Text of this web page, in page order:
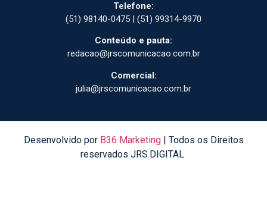
Telefone:
(51) 98140-0475 | (51) 99314-9970
Conteúdo e pauta:
redacao@jrscomunicacao.com.br
Comercial:
julia@jrscomunicacao.com.br
Desenvolvido por B36 Marketing| Todos os Direitos
reservados JRS.DIGITAL